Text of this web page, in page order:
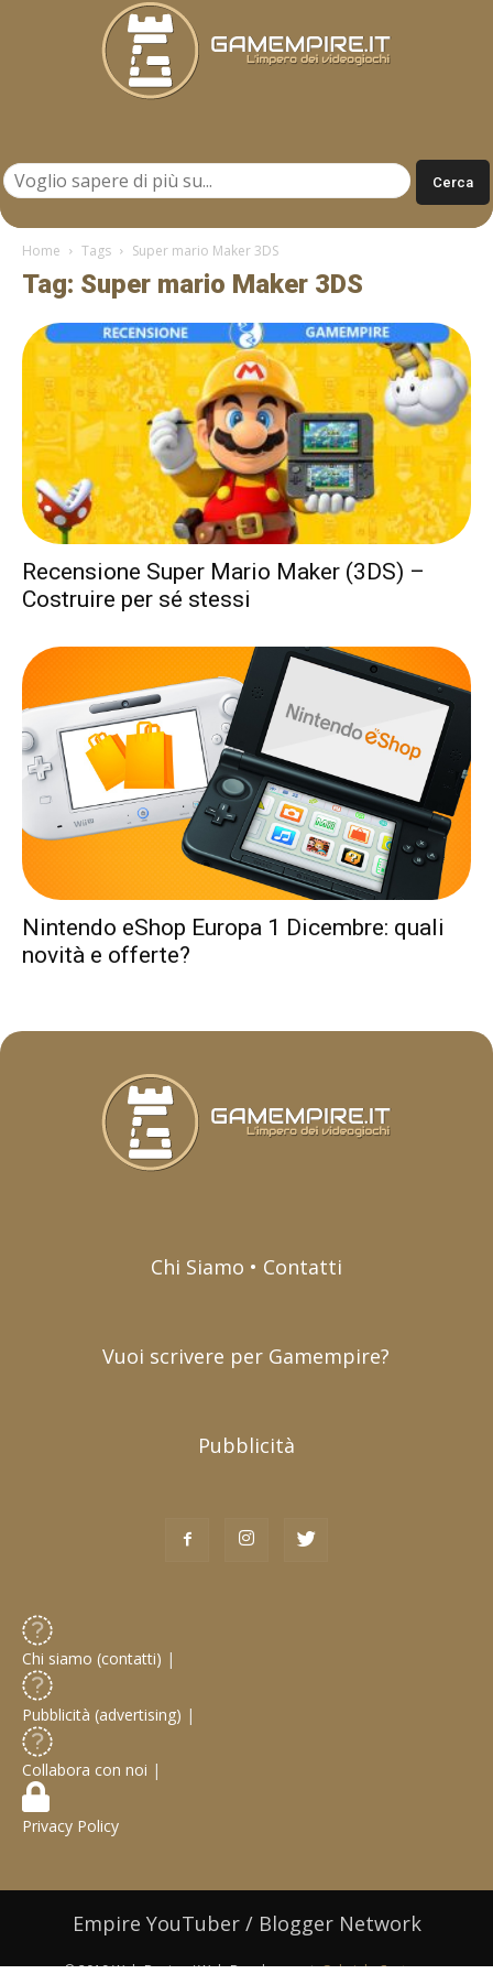
Home Tags Super mario Maker 3DS
Tag: Super mario Maker 3DS
Recensione Super Mario Maker (3DS) –
Costruire per sé stessi
Nintendo eShop Europa 1 Dicembre: quali
novità e offerte?
Chi Siamo • Contatti
Vuoi scrivere per Gamempire?
Pubblicità
Chi siamo (contatti) |
Pubblicità (advertising) |
Collabora con noi |
Privacy Policy
Empire YouTuber / Blogger Network
© 2019 Web Design / Web Development:Gabriele Castoro